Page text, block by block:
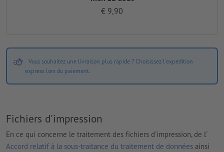
€ 9,90
Vous souhaitez une livraison plus rapide ? Choisissez l'expédition
express lors du paiement.
Fichiers d'impression
En ce qui concerne le traitement des fichiers d'impression, de l'
Accord relatif à la sous-traitance du traitement de données ainsi